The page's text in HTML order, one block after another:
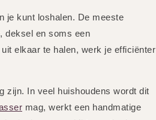
je kunt loshalen. De meeste
deksel en soms een
elkaar te halen, werk je efficiënter
zijn. In veel huishoudens wordt dit
mag, werkt een handmatige